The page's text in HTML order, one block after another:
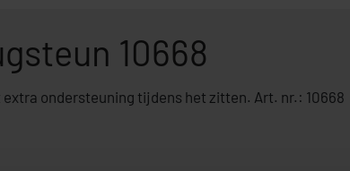
10668
extra ondersteuning tijdens het zitten. Art. nr.: 10668